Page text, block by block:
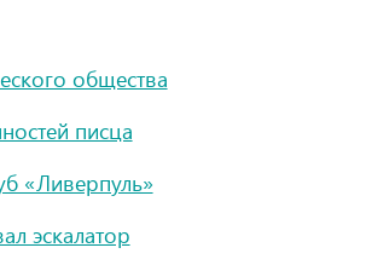
общества
писца
«Ливерпуль»
эскалатор